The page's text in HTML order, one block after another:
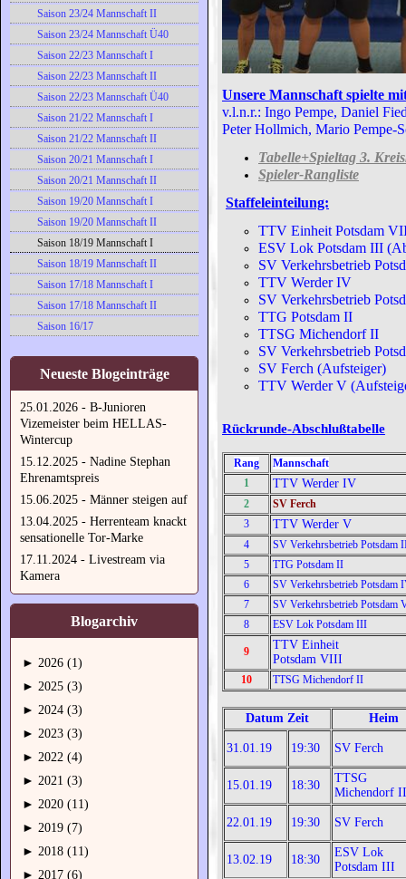
Saison 23/24 Mannschaft II
Saison 23/24 Mannschaft Ü40
Saison 22/23 Mannschaft I
Saison 22/23 Mannschaft II
Saison 22/23 Mannschaft Ü40
Saison 21/22 Mannschaft I
Saison 21/22 Mannschaft II
Saison 20/21 Mannschaft I
Saison 20/21 Mannschaft II
Saison 19/20 Mannschaft I
Saison 19/20 Mannschaft II
Saison 18/19 Mannschaft I
Saison 18/19 Mannschaft II
Saison 17/18 Mannschaft I
Saison 17/18 Mannschaft II
Saison 16/17
Neueste Blogeinträge
25.01.2026 - B-Junioren
Vizemeister beim HELLAS-
Wintercup
15.12.2025 - Nadine Stephan
Ehrenamtspreis
15.06.2025 - Männer steigen auf
13.04.2025 - Herrenteam knackt
sensationelle Tor-Marke
17.11.2024 - Livestream via
Kamera
Blogarchiv
► 2026 (1)
► 2025 (3)
► 2024 (3)
► 2023 (3)
► 2022 (4)
► 2021 (3)
► 2020 (11)
► 2019 (7)
► 2018 (11)
► 2017 (6)
Unsere Mannschaft spielte
v.l.n.r.: Ingo Pempe, Daniel
Peter Hollmich, Mario Pempe-
Tabelle+Spieltag 3.
Spieler-Rangliste
Staffeleinteilung:
TTV Einheit Potsdam
ESV Lok Potsdam III
SV Verkehrsbetrieb
TTV Werder IV
SV Verkehrsbetrieb
TTG Potsdam II
TTSG Michendorf II
SV Verkehrsbetrieb
SV Ferch (Aufsteiger)
TTV Werder V
Rückrunde-Abschlußtabelle
Rang
Mannschaft
1
TTV Werder IV
2
SV Ferch
3
TTV Werder V
4
SV Verkehrsbetrieb Potsdam
5
TTG Potsdam II
6
SV Verkehrsbetrieb Potsdam
7
SV Verkehrsbetrieb Potsdam
8
ESV Lok Potsdam III
9
TTV Einheit
Potsdam VIII
10 TTSG Michendorf II
Datum Zeit Heim
31.01.19 19:30 SV Ferch
15.01. 19 18:30
TTSG
Michendorf II
22.01.19 19:30 SV Ferch
13.02.19 18:30
ESV Lok
Potsdam III